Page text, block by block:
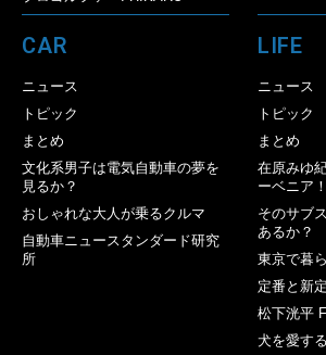
CAR
ニュース
トピック
まとめ
文化系男子は電気自動車の夢を
見るか？
おしゃれな大人が乗るクルマ
自動車ニュースタンダード研究
所
LIFE
ニュース
トピック
まとめ
在原みゆ
ーベニア！
そのサブ
あるか？
東京で暮
定番と新
松下洸平
犬を愛す